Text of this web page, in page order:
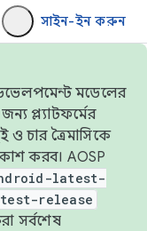
সাইন-ইন করুন
মডেলের
প্ল্যাটফর্মের
ও চার ত্রৈমাসিকে
করব। AOSP
latest-
release
সর্বশেষ